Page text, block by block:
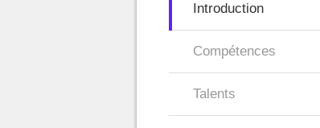
Introduction
Compétences
Talents